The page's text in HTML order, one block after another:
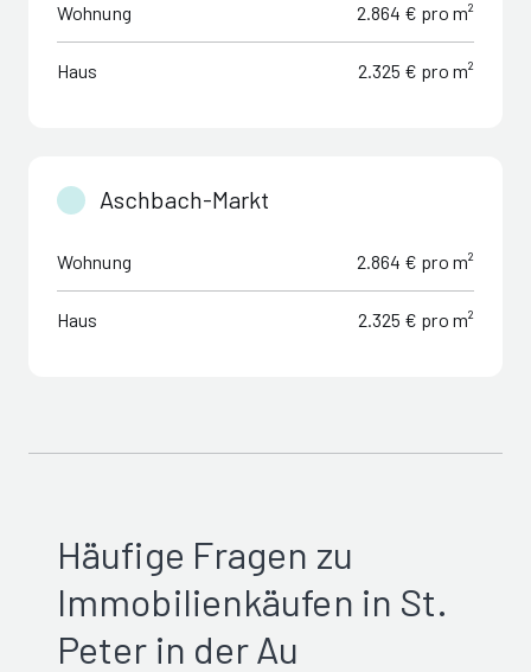
Wohnung 2.864 € pro m²
Haus 2.325 € pro m²
Aschbach-Markt
Wohnung 2.864 € pro m²
Haus 2.325 € pro m²
Häufige Fragen zu
Immobilienkäufen in St.
Peter in der Au